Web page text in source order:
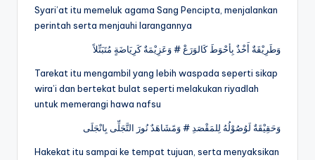
Syari’at itu memeluk agama Sang Pencipta, menjalankan
perintah serta menjauhi larangannya
وَطَرِيْقَةٌ أَخْذٌ بِأحْوَطَ كَالوَرَعْ # وَعَزِيْمَةٌ كَرِيَاضَةٍ مُتَبَتِّلاً
Tarekat itu mengambil yang lebih waspada seperti sikap
wira’i dan bertekat bulat seperti melakukan riyadlah
untuk memerangi hawa nafsu
وَحَقِيْقَةٌ لَوُصُوْلُهُ لِلمَقْصَدِ # وَمًشَاهَدٌ نُورَ التَّجَلِّى بِانْجَلَى
Hakekat itu sampai ke tempat tujuan, serta menyaksikan